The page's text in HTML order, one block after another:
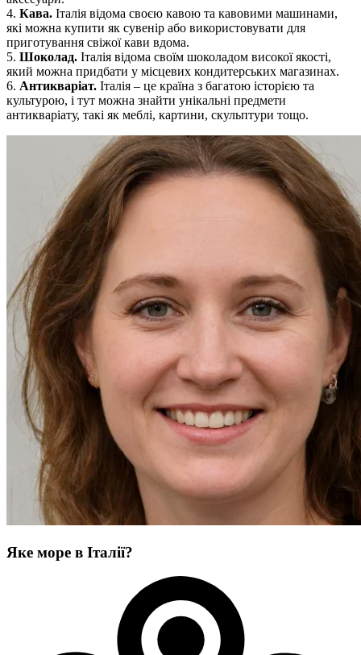
4. Кава. Італія відома своєю кавою та кавовими машинами,
які можна купити як сувенір або використовувати для
приготування свіжої кави вдома.
5. Шоколад. Італія відома своїм шоколадом високої якості,
який можна придбати у місцевих кондитерських магазинах.
6. Антикваріат. Італія – це країна з багатою історією та
культурою, і тут можна знайти унікальні предмети
антикваріату, такі як меблі, картини, скульптури тощо.
Яке море в Італії?